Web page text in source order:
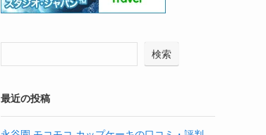
検索
最近の投稿